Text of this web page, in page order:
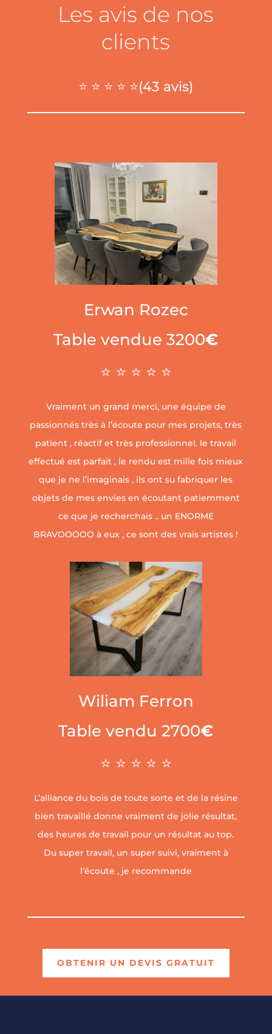
Les avis de nos
clients
⭐ ⭐ ⭐ ⭐ ⭐(43 avis)
Erwan Rozec
Table vendue 3200€
⭐ ⭐ ⭐ ⭐ ⭐
Vraiment un grand merci, une équipe de
passionnés très à l’écoute pour mes projets, très
patient , réactif et très professionnel. le travail
effectué est parfait , le rendu est mille fois mieux
que je ne l’imaginais , ils ont su fabriquer les
objets de mes envies en écoutant patiemment
ce que je recherchais .. un ENORME
BRAVOOOOO à eux , ce sont des vrais artistes !
Wiliam Ferron
Table vendu 2700€
⭐ ⭐ ⭐ ⭐ ⭐
L’alliance du bois de toute sorte et de la résine
bien travaillé donne vraiment de jolie résultat,
des heures de travail pour un résultat au top.
Du super travail, un super suivi, vraiment à
l’écoute , je recommande
OBTENIR UN DEVIS GRATUIT